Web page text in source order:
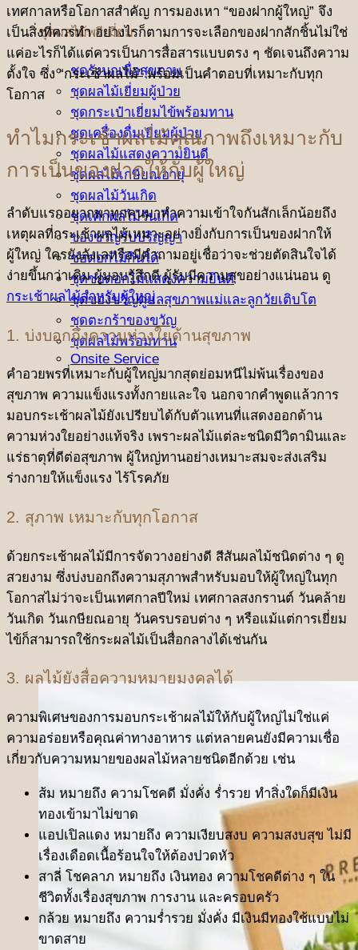
ชุดผลไม้พรีเมี่ยม
ชุดรังนกเพื่อสุขภาพ
ชุดผลไม้เยี่ยมผู้ป่วย
ชุดกระเป๋าเยี่ยมไข้พร้อมทาน
ชุดเครื่องดื่มเยี่ยมผู้ป่วย
ชุดผลไม้แสดงความยินดี
ชุดผลไม้เกษียณอายุ
ชุดผลไม้วันเกิด
ชุดเค้กผลไม้วันเกิด
ของขวัญรับปริญญา
ช่อดอกไม้กินได้
ชุดช่อดอกไม้แสดงความยินดี
ชุดของขวัญดูแลสุขภาพแม่และลูกวัยเติบโต
ชุดตะกร้าของขวัญ
ชุดผลไม้พร้อมทาน
Onsite Service
เทศกาลหรือโอกาสสำคัญ การมองเหา “ของฝากผู้ใหญ่” จึง
เป็นสิ่งที่ควรทำ อย่างไรก็ตามการจะเลือกของฝากสักชิ้นไม่ใช่
แค่อะไรก็ได้แต่ควรเป็นการสื่อสารแบบตรง ๆ ชัดเจนถึงความ
ตั้งใจ ซึ่ง “กระเช้าผลไม้” พร้อมเป็นคำตอบที่เหมาะกับทุก
โอกาส
ทำไมกระเช้าผลไม้คุณภาพถึงเหมาะกับ
การเป็นของฝากให้กับผู้ใหญ่
ลำดับแรกอยากพาทุกคนมาทำความเข้าใจกันสักเล็กน้อยถึง
เหตุผลที่กระเช้าผลไม้เหมาะอย่างยิ่งกับการเป็นของฝากให้
ผู้ใหญ่ ใครยังลังเลหรือมีคำถามอยู่เชื่อว่าจะช่วยตัดสินใจได้
ง่ายขึ้นกว่าเดิม ผู้มอบรู้สึกดี ผู้รับมีความสุขอย่างแน่นอน ดู
กระเช้าผลไม้สำหรับผู้ใหญ่
1. บ่งบอกถึงความห่วงใยด้านสุขภาพ
คำอวยพรที่เหมาะกับผู้ใหญ่มากสุดย่อมหนีไม่พ้นเรื่องของ
สุขภาพ ความแข็งแรงทั้งกายและใจ นอกจากคำพูดแล้วการ
มอบกระเช้าผลไม้ยังเปรียบได้กับตัวแทนที่แสดงออกด้าน
ความห่วงใยอย่างแท้จริง เพราะผลไม้แต่ละชนิดมีวิตามินและ
แร่ธาตุที่ดีต่อสุขภาพ ผู้ใหญ่ทานอย่างเหมาะสมจะส่งเสริม
ร่างกายให้แข็งแรง ไร้โรคภัย
2. สุภาพ เหมาะกับทุกโอกาส
ด้วยกระเช้าผลไม้มีการจัดวางอย่างดี สีสันผลไม้ชนิดต่าง ๆ ดู
สวยงาม ซึ่งบ่งบอกถึงความสุภาพสำหรับมอบให้ผู้ใหญ่ในทุก
โอกาสไม่ว่าจะเป็นเทศกาลปีใหม่ เทศกาลสงกรานต์ วันคล้าย
วันเกิด วันเกษียณอายุ วันครบรอบต่าง ๆ หรือแม้แต่การเยี่ยม
ไข้ก็สามารถใช้กระผลไม้เป็นสื่อกลางได้เช่นกัน
3. ผลไม้ยังสื่อความหมายมงคลได้
ความพิเศษของการมอบกระเช้าผลไม้ให้กับผู้ใหญ่ไม่ใช่แค่
ความอร่อยหรือคุณค่าทางอาหาร แต่หลายคนยังมีความเชื่อ
เกี่ยวกับความหมายของผลไม้หลายชนิดอีกด้วย เช่น
ส้ม หมายถึง ความโชคดี มั่งคั่ง ร่ำรวย ทำสิ่งใดก็มีเงิน
ทองเข้ามาไม่ขาด
แอปเปิลแดง หมายถึง ความเงียบสงบ ความสงบสุข ไม่มี
เรื่องเดือดเนื้อร้อนใจให้ต้องปวดหัว
สาลี่ โชคลาภ หมายถึง เงินทอง ความโชคดีต่าง ๆ ใน
ชีวิตทั้งเรื่องสุขภาพ การงาน และครอบครัว
กล้วย หมายถึง ความร่ำรวย มั่งคั่ง มีเงินมีทองใช้แบบไม่
ขาดสาย